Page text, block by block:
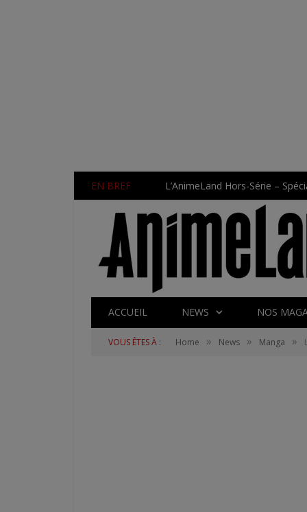
EN BREF L’AnimeLand Hors-Série –
ACCUEIL NEWS NOS
VOUS ÊTES À : Home » News » Manga »